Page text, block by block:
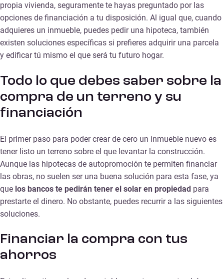
propia vivienda, seguramente te hayas preguntado por las
opciones de financiación a tu disposición. Al igual que, cuando
adquieres un inmueble, puedes pedir una hipoteca, también
existen soluciones específicas si prefieres adquirir una parcela
y edificar tú mismo el que será tu futuro hogar.
Todo lo que debes saber sobre la
compra de un terreno y su
financiación
El primer paso para poder crear de cero un inmueble nuevo es
tener listo un terreno sobre el que levantar la construcción.
Aunque las hipotecas de autopromoción te permiten financiar
las obras, no suelen ser una buena solución para esta fase, ya
que los bancos te pedirán tener el solar en propiedad para
prestarte el dinero. No obstante, puedes recurrir a las siguientes
soluciones.
Financiar la compra con tus
ahorros